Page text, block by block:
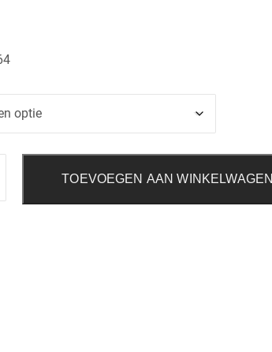
TOEVOEGEN AAN WINKELWAGEN